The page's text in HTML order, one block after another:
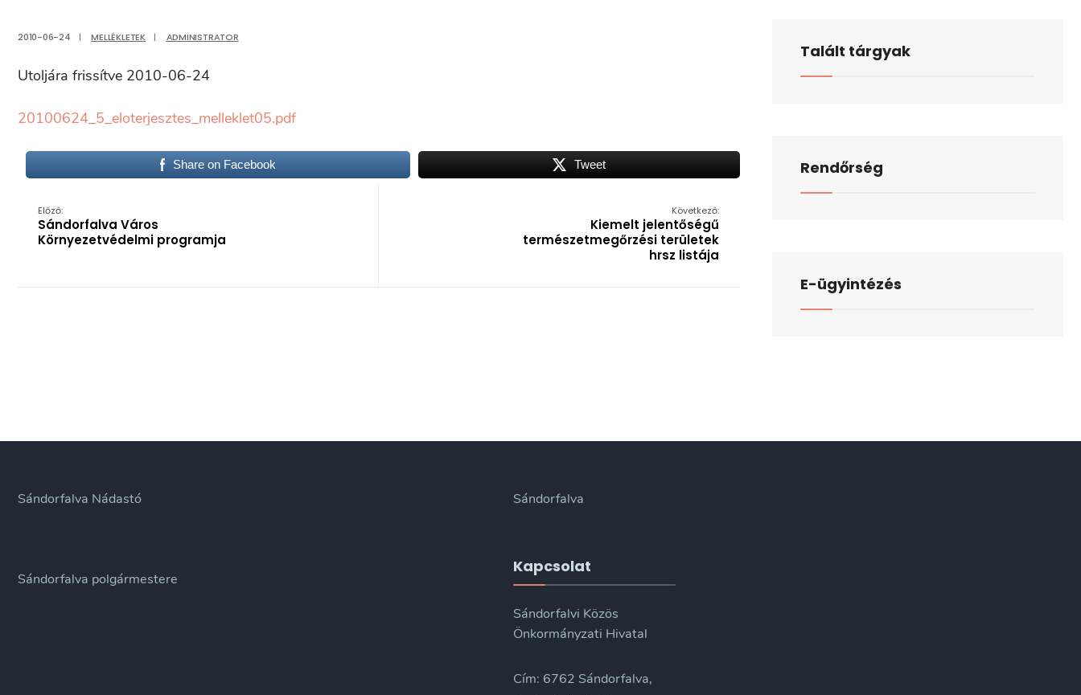
2010-06-24 | MELLÉKLETEK | ADMINISTRATOR
Utoljára frissítve 2010-06-24
20100624_5_eloterjesztes_melleklet05.pdf
Share on Facebook Tweet
Előző:
Sándorfalva Város
Környezetvédelmi programja
Következő:
Kiemelt jelentőségű
természetmegőrzési területek
hrsz listája
Talált tárgyak
Rendőrség
E-ügyintézés
Sándorfalva Nádastó
Sándorfalva polgármestere
Sándorfalva
Kapcsolat
Sándorfalvi Közös
Önkormányzati Hivatal
Cím: 6762 Sándorfalva,